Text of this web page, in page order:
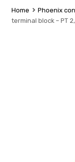
Home Phoenix
terminal block – PT